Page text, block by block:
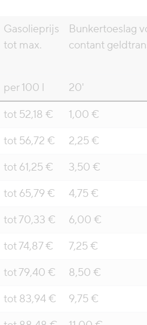
Gasolieprijs
tot max.
Bunkertoeslag
contant
per 100 l
20'
tot 52,18 €
1,00 €
tot 56,72 €
2,25 €
tot 61,25 €
3,50 €
tot 65,79 €
4,75 €
tot 70,33 €
6,00 €
tot 74,87 €
7,25 €
tot 79,40 €
8,50 €
tot 83,94 €
9,75 €